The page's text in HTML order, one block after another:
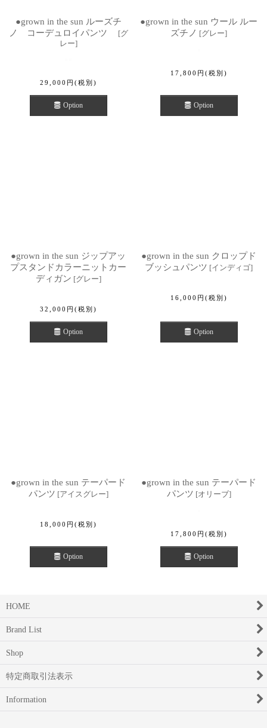
●grown in the sun ルーズチ
ノ コーデュロイパンツ
[グ
レー]
29,000 円 (税別)
Option
●grown in the sun ウール ルー
ズチノ [グレー]
17,800 円 (税別)
Option
●grown in the sun ジップアッ
プスタンドカラーニットカー
ディガン [グレー]
32,000 円 (税別)
Option
●grown in the sun クロップド
ブッシュパンツ [インディゴ]
16,000 円 (税別)
Option
●grown in the sun テーパード
パンツ [アイスグレー]
18,000 円 (税別)
Option
●grown in the sun テーパード
パンツ [オリーブ]
17,800 円 (税別)
Option
HOME
Brand List
Shop
特定商取引法表示
Information